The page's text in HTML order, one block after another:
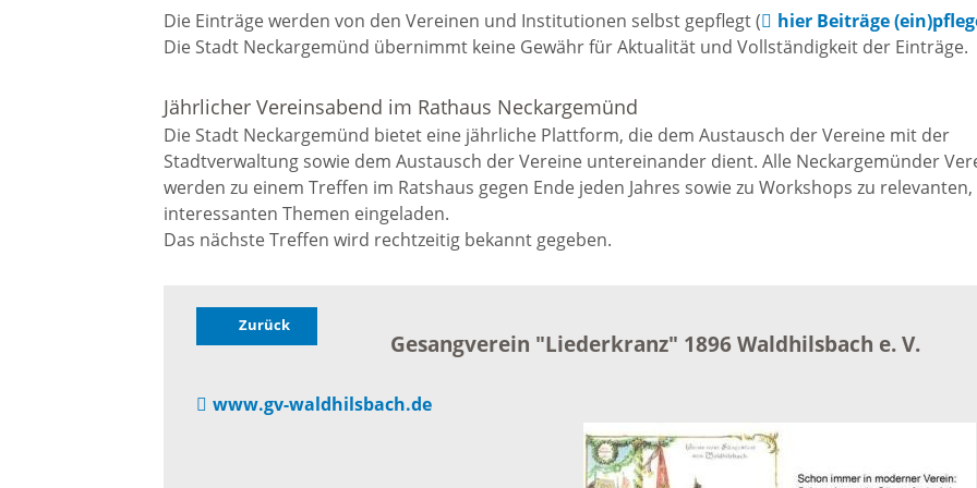
Tagesordnung
Ortschaftsratssitzung
Waldhilsbach
Sitzungsprotokolle
Waldhilsbacher
Vereine
Selbsteintrag
Waldhilsbach
Die Einträge werden von den Vereinen und Institutionen selbst gepflegt ( hier Beiträge
Die Stadt Neckargemünd übernimmt keine Gewähr für Aktualität und Vollständigkeit der Einträge.
Jährlicher Vereinsabend im Rathaus Neckargemünd
Die Stadt Neckargemünd bietet eine jährliche Plattform, die dem Austausch der Vereine mit der
Stadtverwaltung sowie dem Austausch der Vereine untereinander dient. Alle Neckargemünder
werden zu einem Treffen im Ratshaus gegen Ende jeden Jahres sowie zu Workshops zu relevanten,
interessanten Themen eingeladen.
Das nächste Treffen wird rechtzeitig bekannt gegeben.
Zurück
Gesangverein "Liederkranz" 1896 Waldhilsbach e. V.
www.gv-waldhilsbach.de